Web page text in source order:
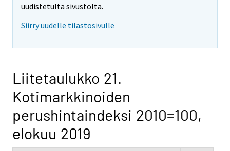
uudistetulta sivustolta.
Siirry uudelle tilastosivulle
Liitetaulukko 21.
Kotimarkkinoiden
perushintaindeksi 2010=100,
elokuu 2019